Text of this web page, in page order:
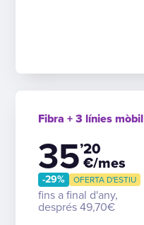
Fibra + 3 línies mòbil
35’20
€/mes
-29% OFERTA D'ESTIU
fins a final d'any,
després 49,70€